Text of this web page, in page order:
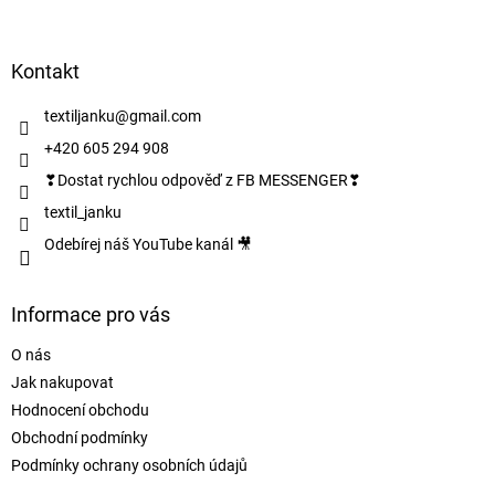
Kontakt
textiljanku@gmail.com
+420 605 294 908
❣Dostat rychlou odpověď z FB MESSENGER❣
textil_janku
Odebírej náš YouTube kanál 🎥
Informace pro vás
O nás
Jak nakupovat
Hodnocení obchodu
Obchodní podmínky
Podmínky ochrany osobních údajů